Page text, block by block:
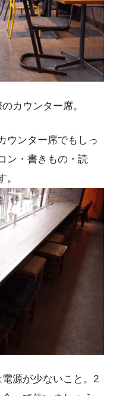
カウンター席。
ウンター席でもしっ
ン・書きもの・読
源が少ないこと。2